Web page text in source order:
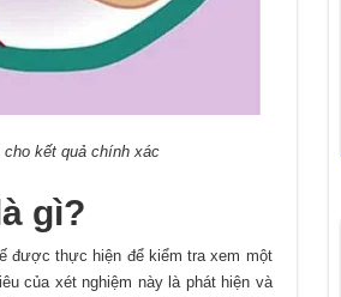
kết quả chính xác
gì?
được thực hiện để kiểm tra xem một
của xét nghiệm này là phát hiện và